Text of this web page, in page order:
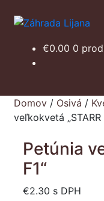
Preskočiť
navigáciu
Preskočiť
obsah
Košík
€0.00 0
Domov/ Osivá /
veľkokvetá „STARR
Petúnia
F1“
€2.30 s DPH